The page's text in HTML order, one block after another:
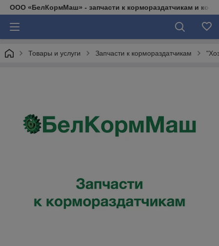
ООО «БелКормМаш» - запчасти к кормораздатчикам и
Товары и услуги Запчасти к кормораздатчикам